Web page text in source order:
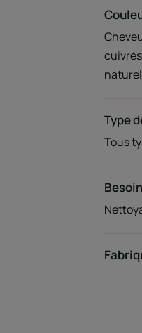
Type
Tous
Besoin